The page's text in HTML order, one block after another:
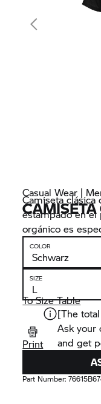
Casual Wear |
CAMISETA
Camiseta
estampado en el
orgánico es
COLOR
SIZE
To Size Table
Print
[The
Ask your
and get
Part Number: